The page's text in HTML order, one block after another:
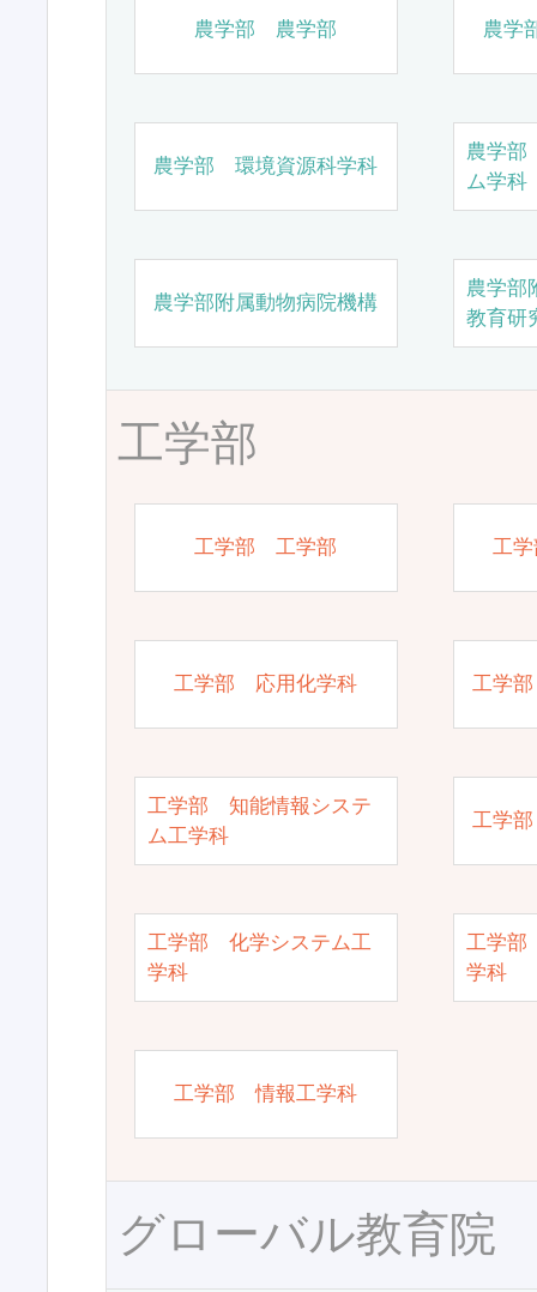
農学部 農学部 農学
農学部 環境資源科学科
農学
ム学科
農学部附属動物病院機構
農学部
教育研
工学部
工学部 工学部 工
工学部 応用化学科 工学
工学部 知能情報システ
ム工学科
工学
工学部 化学システム工
学科
工学部
学科
工学部 情報工学科
グローバル教育院